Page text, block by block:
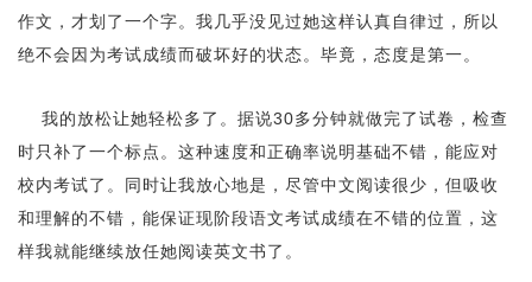
作文，才划了一个字。我几乎没见过她这样认真自律过，所以
绝不会因为考试成绩而破坏好的状态。毕竟，态度是第一。
我的放松让她轻松多了。据说30多分钟就做完了试卷，检查
时只补了一个标点。这种速度和正确率说明基础不错，能应对
校内考试了。同时让我放心地是，尽管中文阅读很少，但吸收
和理解的不错，能保证现阶段语文考试成绩在不错的位置，这
样我就能继续放任她阅读英文书了。